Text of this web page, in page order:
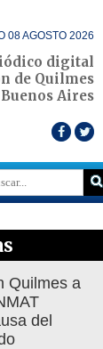
08 AGOSTO 2026
digital
de Quilmes
Aires
Quilmes a
del